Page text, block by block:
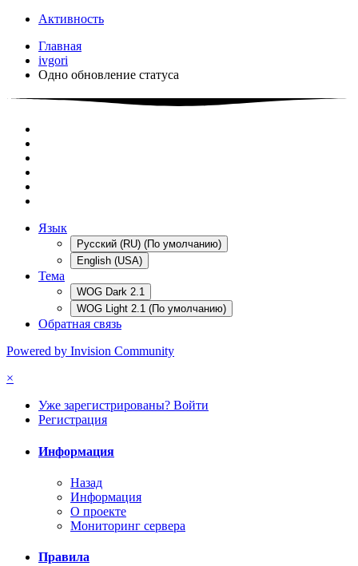
Активность
Главная
ivgori
Одно обновление статуса
Язык
Русский (RU) (По умолчанию)
English (USA)
Тема
WOG Dark 2.1
WOG Light 2.1 (По умолчанию)
Обратная связь
Powered by Invision Community
×
Уже зарегистрированы? Войти
Регистрация
Информация
Назад
Информация
О проекте
Мониторинг сервера
Правила